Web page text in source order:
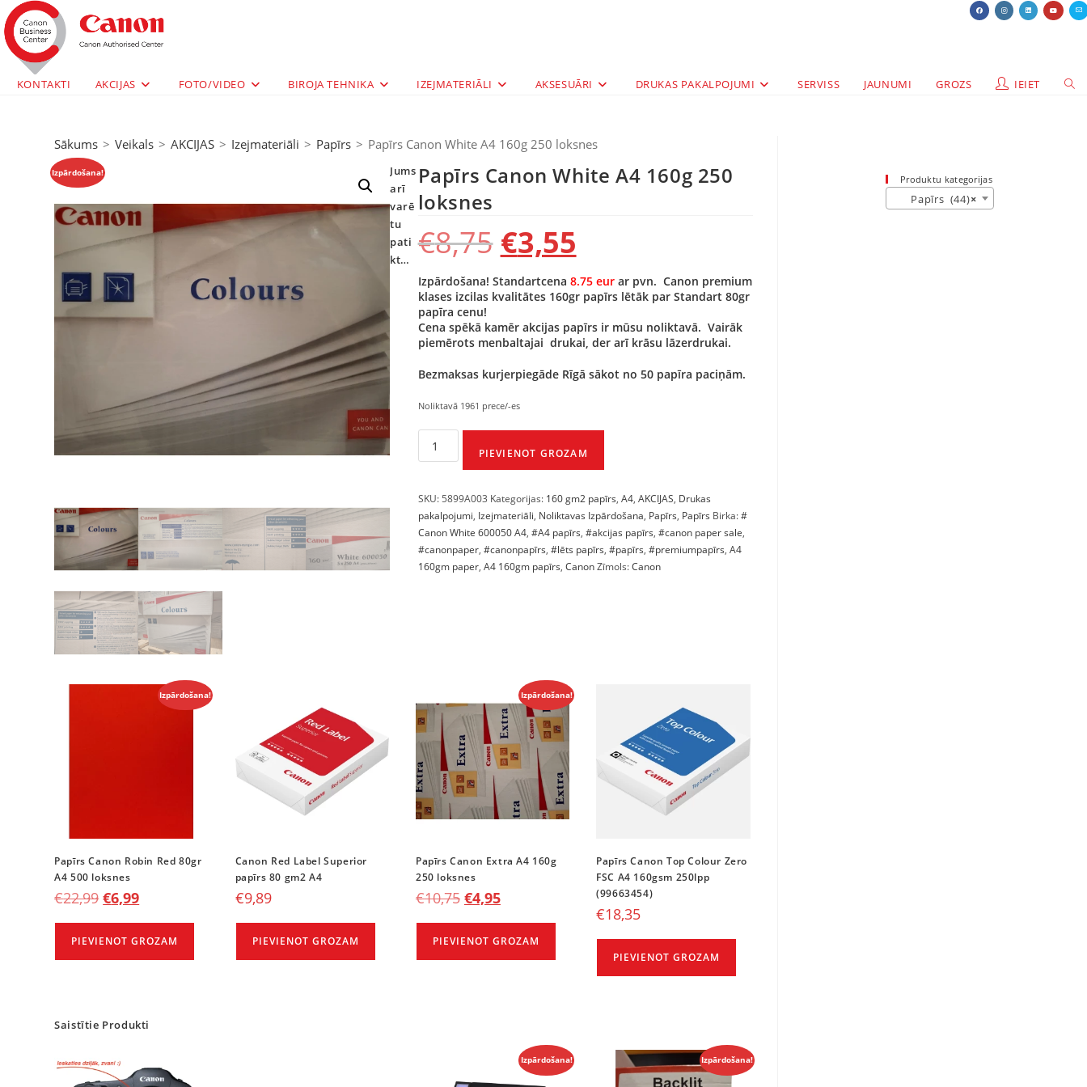
KONTAKTI AKCIJAS FOTO/VIDEO BIROJA TEHNIKA IZEJMATERIĀLI AKSESUĀRI DRUKAS PAKALPOJUMI SERVISS JAUNUMI GROZS IEIET
Sākums > Veikals > AKCIJAS > Izejmateriāli > Papīrs > Papīrs Canon White A4 160g 250 loksnes
Izpārdošana!
Papīrs Canon White A4 160g 250
loksnes
€8,75 €3,55
Izpārdošana! Standartcena 8.75 eurar pvn. Canon premium
klases izcilas kvalitātes 160gr papīrs lētāk par Standart 80gr
papīra cenu!
Cena spēkā kamēr akcijas papīrs ir mūsu noliktavā. Vairāk
piemērots menbaltajai drukai, der arī krāsu lāzerdrukai.
Bezmaksas kurjerpiegāde Rīgā sākot no 50 papīra paciņām.
Noliktavā 1961 prece/-es
PIEVIENOT GROZAM
SKU: 5899A003 Kategorijas: 160 gm2 papīrs, A4, AKCIJAS, Drukas
pakalpojumi, Izejmateriāli, Noliktavas Izpārdošana, Papīrs, Papīrs Birka:#
Canon White 600050 A4, #A4 papīrs, #akcijas papīrs, #canon paper sale,
#canonpaper, #canonpapīrs, #lēts papīrs, #papīrs, #premiumpapīrs, A4
160gm paper, A4 160gm papīrs, Canon Zīmols:Canon
Jums
arī
varē
tu
pati
kt…
Izpārdošana!
Papīrs Canon Robin Red 80gr
A4 500 loksnes
€22,99 €6,99
PIEVIENOT GROZAM
Canon Red Label Superior
papīrs 80 gm2 A4
€9,89
PIEVIENOT GROZAM
Izpārdošana!
Papīrs Canon Extra A4 160g
250 loksnes
€10,75 €4,95
PIEVIENOT GROZAM
Papīrs Canon Top Colour Zero
FSC A4 160gsm 250lpp
(99663454)
€18,35
PIEVIENOT GROZAM
Saistītie Produkti
Izpārdošana! Izpārdošana!
Produktu kategorijas
×
Papīrs (44)